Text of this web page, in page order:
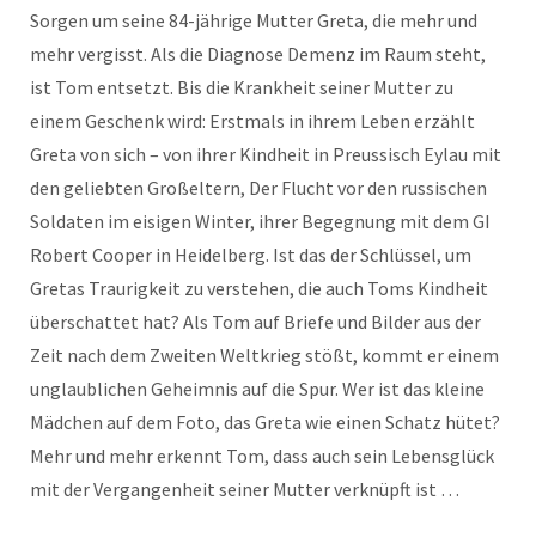
Sorgen um seine 84-jährige Mutter Greta, die mehr und
mehr vergisst. Als die Diagnose Demenz im Raum steht,
ist Tom entsetzt. Bis die Krankheit seiner Mutter zu
einem Geschenk wird: Erstmals in ihrem Leben erzählt
Greta von sich – von ihrer Kindheit in Preussisch Eylau mit
den geliebten Großeltern, Der Flucht vor den russischen
Soldaten im eisigen Winter, ihrer Begegnung mit dem GI
Robert Cooper in Heidelberg. Ist das der Schlüssel, um
Gretas Traurigkeit zu verstehen, die auch Toms Kindheit
überschattet hat? Als Tom auf Briefe und Bilder aus der
Zeit nach dem Zweiten Weltkrieg stößt, kommt er einem
unglaublichen Geheimnis auf die Spur. Wer ist das kleine
Mädchen auf dem Foto, das Greta wie einen Schatz hütet?
Mehr und mehr erkennt Tom, dass auch sein Lebensglück
mit der Vergangenheit seiner Mutter verknüpft ist …